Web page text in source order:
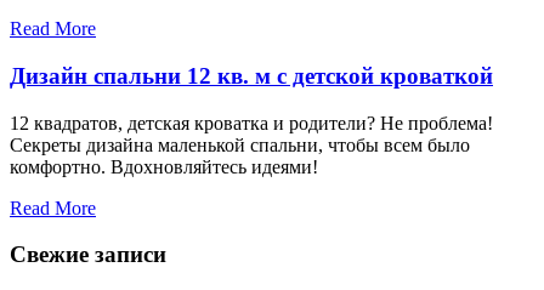
Read More
Дизайн спальни 12 кв. м с детской кроваткой
12 квадратов, детская кроватка и родители? Не проблема!
Секреты дизайна маленькой спальни, чтобы всем было
комфортно. Вдохновляйтесь идеями!
Read More
Свежие записи